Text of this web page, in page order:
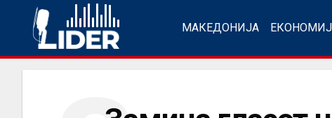
МАКЕДОНИЈА